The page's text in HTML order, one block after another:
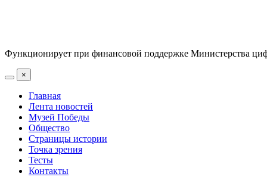
Функционирует при финансовой поддержке Министерства
×
Главная
Лента новостей
Музей Победы
Общество
Страницы истории
Точка зрения
Тесты
Контакты